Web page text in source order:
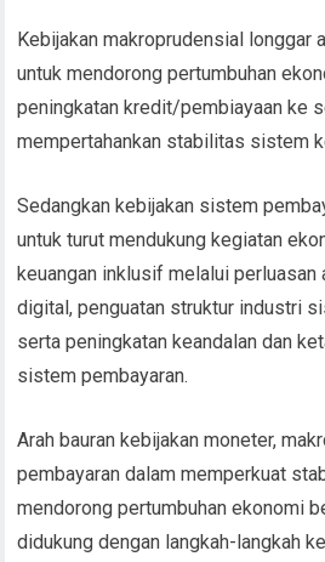
Kebijakan makroprudensial longgar
untuk mendorong pertumbuhan
peningkatan kredit/pembiayaan ke
mempertahankan stabilitas sistem
Sedangkan kebijakan sistem
untuk turut mendukung kegiatan
keuangan inklusif melalui
digital, penguatan struktur industri
serta peningkatan keandalan dan
sistem pembayaran.
Arah bauran kebijakan moneter,
pembayaran dalam memperkuat
mendorong pertumbuhan ekonomi
didukung dengan langkah-langkah